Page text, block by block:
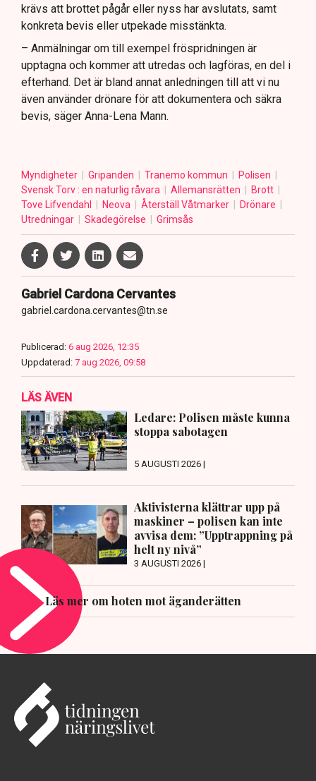
krävs att brottet pågår eller nyss har avslutats, samt
konkreta bevis eller utpekade misstänkta.
– Anmälningar om till exempel fröspridningen är
upptagna och kommer att utredas och lagföras, en del i
efterhand. Det är bland annat anledningen till att vi nu
även använder drönare för att dokumentera och säkra
bevis, säger Anna-Lena Mann.
Myndigheter Gripanden Tranemo kommun
Polisen
Svensk Torv : en naturlig råvara
Allemansrätten
Brott
Tove Lifvendahl
Neova Återställ Våtmarker
Drönare
Utredningar
Skadegörelse Grimsås
Gabriel Cardona Cervantes
gabriel.cardona.cervantes@tn.se
Publicerad: 6 aug 2026, 12:35
Uppdaterad: 7 aug 2026, 09:58
LÄS ÄVEN
Ledare: Polisen måste kunna
stoppa sabotagen
5 AUGUSTI 2026 |
Aktivisterna klättrar upp på
maskiner – polisen kan inte
avvisa dem: ”Upptrappning på
helt ny nivå”
3 AUGUSTI 2026 |
Läs mer om hoten mot äganderätten